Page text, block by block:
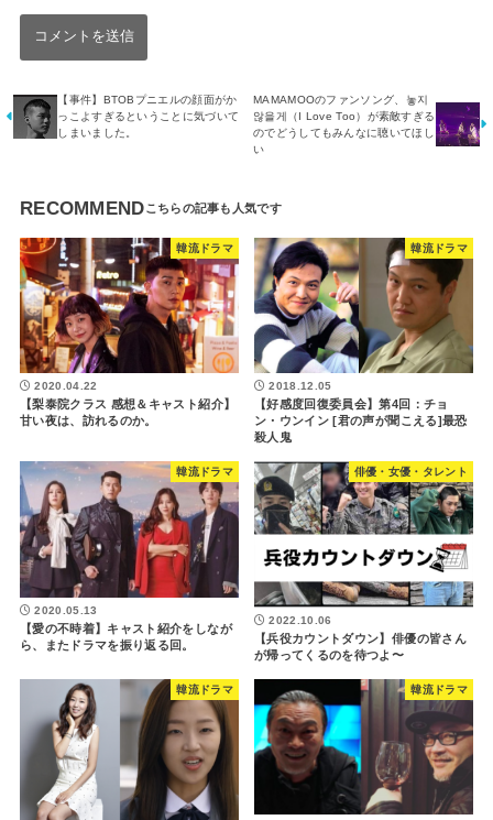
【事件】BTOBプニエルの顔面がか
っこよすぎるということに気づいて
しまいました。
MAMAMOOのファンソング、놓지
않을게（I Love Too）が素敵すぎる
のでどうしてもみんなに聴いてほし
い
RECOMMEND
韓流ドラマ
2020.04.22
【梨泰院クラス 感想＆キャスト紹介】
甘い夜は、訪れるのか。
韓流ドラマ
2018.12.05
【好感度回復委員会】第4回：チョ
ン・ウンイン [君の声が聞こえる]最恐
殺人鬼
韓流ドラマ
2020.05.13
【愛の不時着】キャスト紹介をしなが
ら、またドラマを振り返る回。
俳優・女優・タレント
2022.10.06
【兵役カウントダウン】俳優の皆さん
が帰ってくるのを待つよ〜
韓流ドラマ 韓流ドラマ